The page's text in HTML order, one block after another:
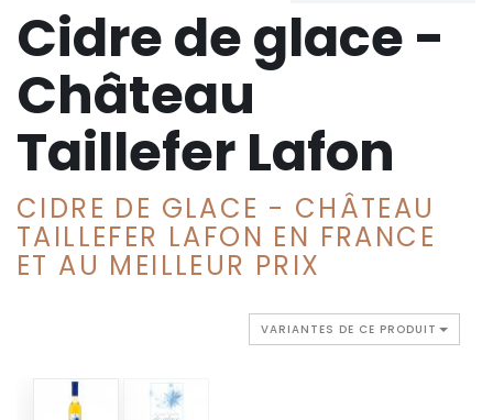
Cidre de glace -
Château
Taillefer Lafon
CIDRE DE GLACE - CHÂTEAU
TAILLEFER LAFON EN FRANCE
ET AU MEILLEUR PRIX
VARIANTES DE CE PRODUIT